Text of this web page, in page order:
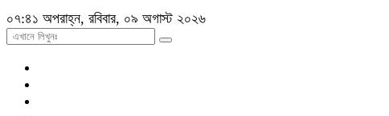
০৭:৪১ অপরাহ্ন, রবিবার, ০৯ অগাস্ট ২০২৬